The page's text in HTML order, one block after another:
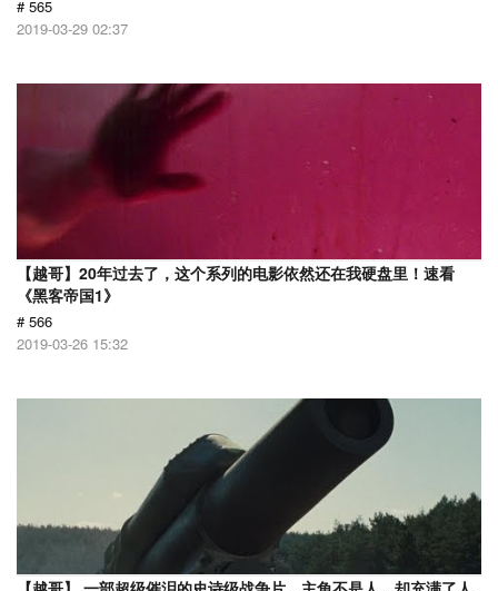
# 565
2019-03-29 02:37
【越哥】20年过去了，这个系列的电影依然还在我硬盘里！速看
《黑客帝国1》
# 566
2019-03-26 15:32